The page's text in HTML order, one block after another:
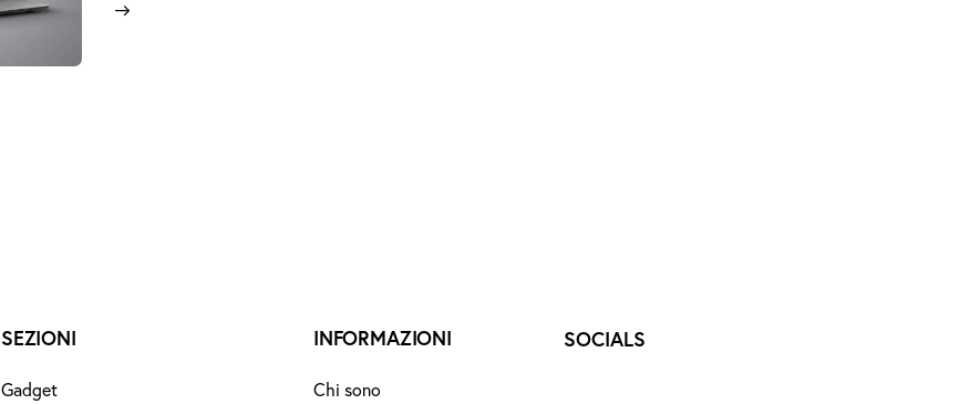
SEZIONI
Gadget
INFORMAZIONI
Chi sono
SOCIALS